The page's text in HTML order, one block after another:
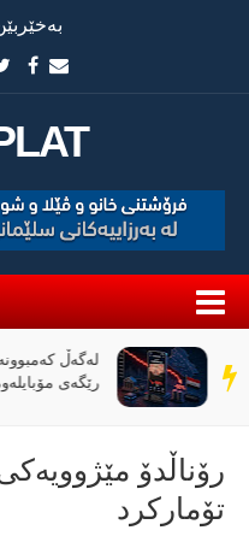
سەر
دێڕ
لەگەڵ
رێگەی مۆبایلەوە 50٪ کەمی
رۆناڵدۆ
تۆمارکرد